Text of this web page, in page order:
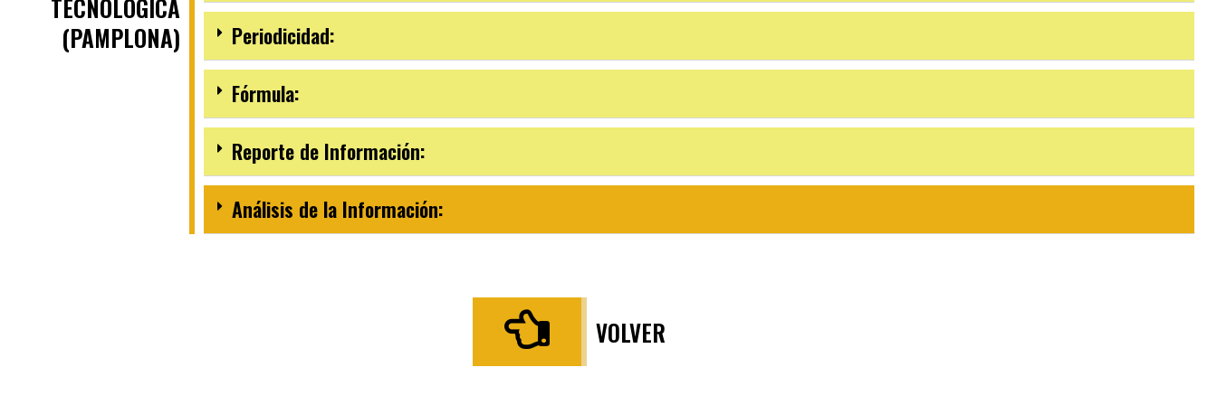
TECNOLÓGICA
(PAMPLONA)
Periodicidad:
Fórmula:
Reporte de Información:
Análisis de la Información:
VOLVER